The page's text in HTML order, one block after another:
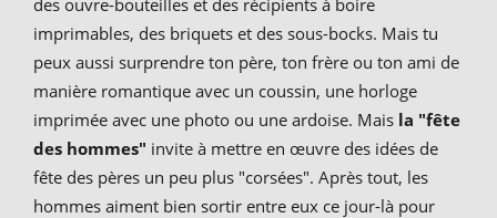
imprimables, des briquets et des sous-bocks. Mais tu
peux aussi surprendre ton père, ton frère ou ton ami de
manière romantique avec un coussin, une horloge
imprimée avec une photo ou une ardoise. Mais la "fête
des hommes" invite à mettre en œuvre des idées de
fête des pères un peu plus "corsées". Après tout, les
hommes aiment bien sortir entre eux ce jour-là pour